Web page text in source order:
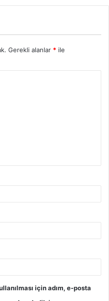
Gerekli alanlar * ile
için adım, e-posta